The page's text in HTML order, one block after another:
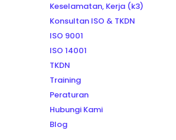
Keselamatan, Kerja (k3)
Konsultan ISO & TKDN
ISO 9001
ISO 14001
TKDN
Training
Peraturan
Hubungi Kami
Blog